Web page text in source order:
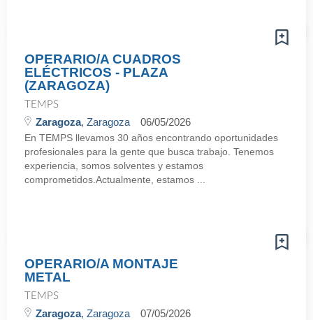
OPERARIO/A CUADROS
ELÉCTRICOS - PLAZA
(ZARAGOZA)
TEMPS
Zaragoza, Zaragoza 06/05/2026
En TEMPS llevamos 30 años encontrando oportunidades
profesionales para la gente que busca trabajo. Tenemos
experiencia, somos solventes y estamos
comprometidos.Actualmente, estamos ...
OPERARIO/A MONTAJE
METAL
TEMPS
Zaragoza, Zaragoza 07/05/2026